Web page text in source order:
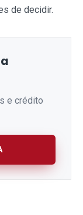
de decidir.
e crédito